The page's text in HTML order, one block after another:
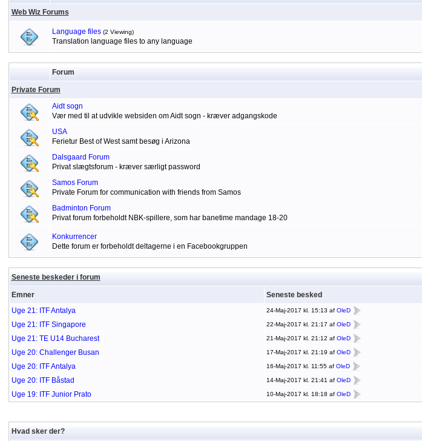
Web Wiz Forums
Language files (2 Viewing)
Translation language files to any language
Forum
Private Forum
Aidt sogn
Vær med til at udvikle websiden om Aidt sogn - kræver adgangskode
USA
Ferietur Best of West samt besøg i Arizona
Dalsgaard Forum
Privat slægtsforum - kræver særligt password
Samos Forum
Private Forum for communication with friends from Samos
Badminton Forum
Privat forum forbeholdt NBK-spillere, som har banetime mandage 18-20
Konkurrencer
Dette forum er forbeholdt deltagerne i en Facebookgruppen
Seneste beskeder i forum
Emner Seneste besked
Uge 21: ITF Antalya
24-Maj-2017 kl. 15:13 af OleD
Uge 21: ITF Singapore
22-Maj-2017 kl. 21:17 af OleD
Uge 21: TE U14 Bucharest
21-Maj-2017 kl. 21:12 af OleD
Uge 20: Challenger Busan
17-Maj-2017 kl. 21:19 af OleD
Uge 20: ITF Antalya
16-Maj-2017 kl. 11:55 af OleD
Uge 20: ITF Båstad
14-Maj-2017 kl. 21:41 af OleD
Uge 19: ITF Junior Prato
10-Maj-2017 kl. 18:18 af OleD
Hvad sker der?